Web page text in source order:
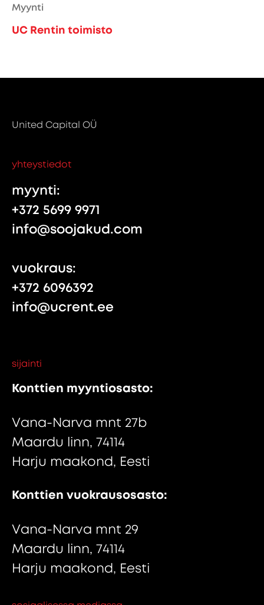
Myynti
UC Rentin toimisto
United Capital OÜ
yhteystiedot
myynti:
+372 5699 9971
info@soojakud.com
vuokraus:
+372 6096392
info@ucrent.ee
sijainti
Konttien myyntiosasto:
Vana-Narva mnt 27b
Maardu linn, 74114
Harju maakond, Eesti
Konttien vuokrausosasto:
Vana-Narva mnt 29
Maardu linn, 74114
Harju maakond, Eesti